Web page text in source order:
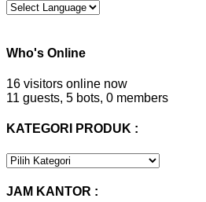
Who's Online
16 visitors online now
11 guests, 5 bots, 0 members
KATEGORI PRODUK :
KATEGORI
JAM KANTOR :